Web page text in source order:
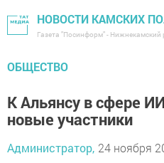
НОВОСТИ КАМСКИХ
Газета "Посинформ" - Нижнекамский
ОБЩЕСТВО
К Альянсу в сфере
новые участники
Администратор, 24 ноября